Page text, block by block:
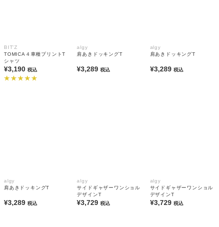
BIT'Z
TOMICA４車種プリントT
シャツ
¥3,190 税込
algy
肩あきドッキングT
¥3,289税込
algy
肩あきドッキングT
¥3,289 税込
algy
肩あきドッキングT
¥3,289 税込
algy
サイドギャザーワンショル
デザインT
¥3,729税込
algy
サイドギャザーワンショル
デザインT
¥3,729 税込